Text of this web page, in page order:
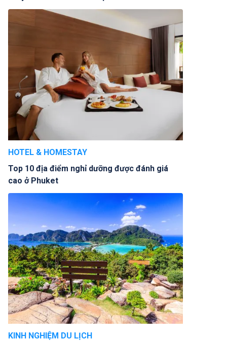
HOTEL & HOMESTAY
Top 10 địa điểm nghỉ dưỡng được đánh giá
cao ở Phuket
KINH NGHIỆM DU LỊCH